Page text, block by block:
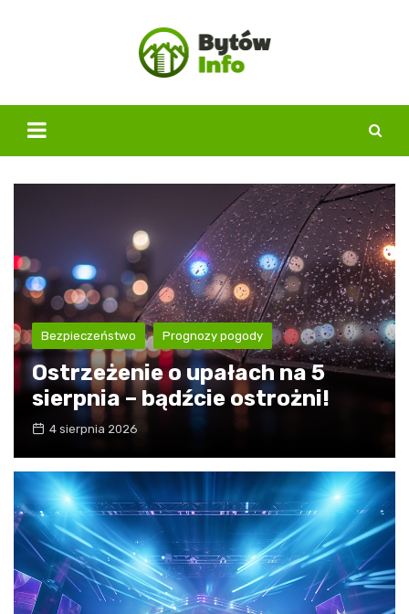
Bezpieczeństwo Prognozy pogody
Ostrzeżenie o upałach na 5
sierpnia – bądźcie ostrożni!
4 sierpnia 2026